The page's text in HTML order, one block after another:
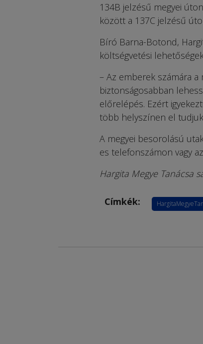
134B jelzésű megyei
között a 137C jelzésű
Bíró Barna-Botond,
költségvetési
– Az emberek számára
biztonságosabban
előrelépés. Ezért
több helyszínen el
A megyei besorolású
es telefonszámon vagy
Hargita Megye Tanácsa
Címkék: